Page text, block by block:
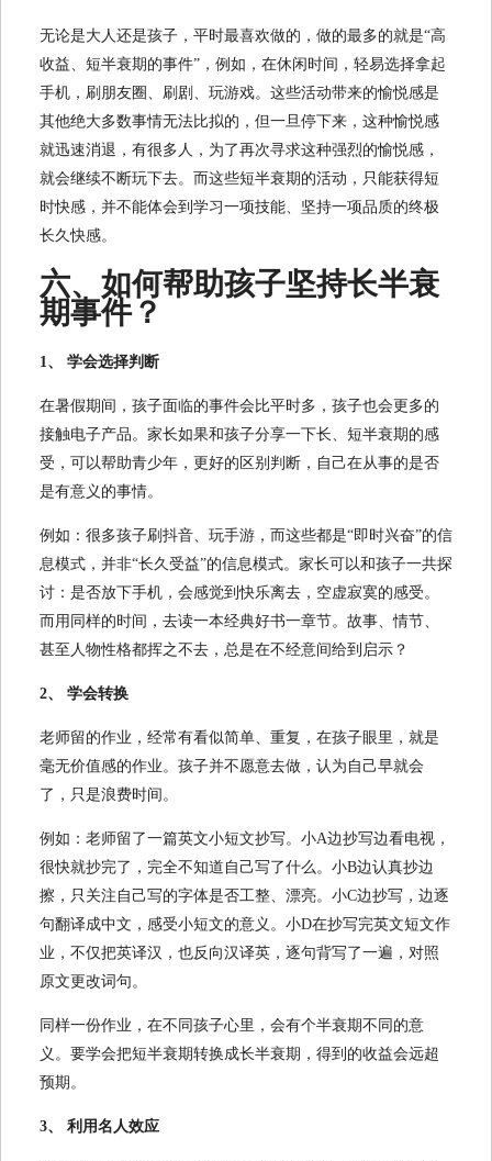
无论是大人还是孩子，平时最喜欢做的，做的最多的就是“高
收益、短半衰期的事件”，例如，在休闲时间，轻易选择拿起
手机，刷朋友圈、刷剧、玩游戏。这些活动带来的愉悦感是
其他绝大多数事情无法比拟的，但一旦停下来，这种愉悦感
就迅速消退，有很多人，为了再次寻求这种强烈的愉悦感，
就会继续不断玩下去。而这些短半衰期的活动，只能获得短
时快感，并不能体会到学习一项技能、坚持一项品质的终极
长久快感。
六、如何帮助孩子坚持长半衰
期事件？
1、 学会选择判断
在暑假期间，孩子面临的事件会比平时多，孩子也会更多的
接触电子产品。家长如果和孩子分享一下长、短半衰期的感
受，可以帮助青少年，更好的区别判断，自己在从事的是否
是有意义的事情。
例如：很多孩子刷抖音、玩手游，而这些都是“即时兴奋”的信
息模式，并非“长久受益”的信息模式。家长可以和孩子一共探
讨：是否放下手机，会感觉到快乐离去，空虚寂寞的感受。
而用同样的时间，去读一本经典好书一章节。故事、情节、
甚至人物性格都挥之不去，总是在不经意间给到启示？
2、 学会转换
老师留的作业，经常有看似简单、重复，在孩子眼里，就是
毫无价值感的作业。孩子并不愿意去做，认为自己早就会
了，只是浪费时间。
例如：老师留了一篇英文小短文抄写。小A边抄写边看电视，
很快就抄完了，完全不知道自己写了什么。小B边认真抄边
擦，只关注自己写的字体是否工整、漂亮。小C边抄写，边逐
句翻译成中文，感受小短文的意义。小D在抄写完英文短文作
业，不仅把英译汉，也反向汉译英，逐句背写了一遍，对照
原文更改词句。
同样一份作业，在不同孩子心里，会有个半衰期不同的意
义。要学会把短半衰期转换成长半衰期，得到的收益会远超
预期。
3、 利用名人效应